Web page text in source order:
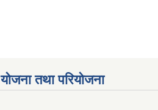
योजना तथा परियोजना